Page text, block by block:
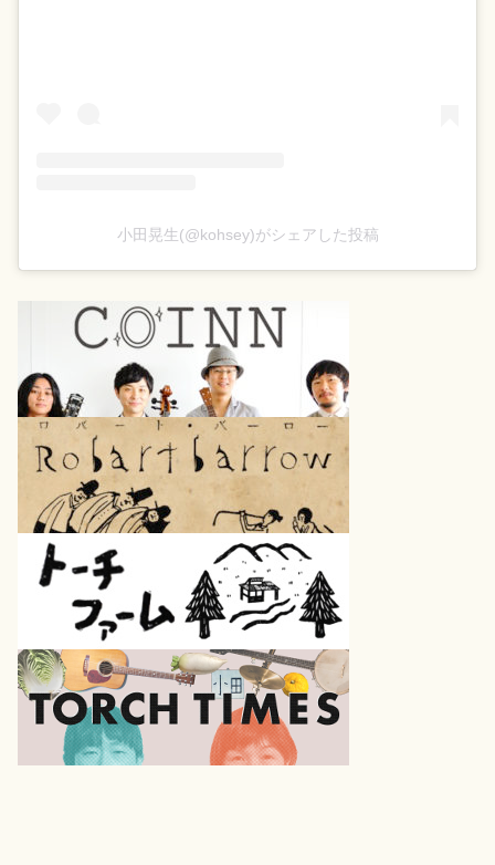
小田晃生(@kohsey)がシェアした投稿